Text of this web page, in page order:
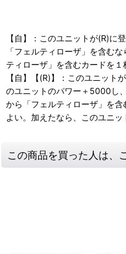
【自】：このユニットが(R)に
「フェルティローザ」を含む
ティローザ」を含むカードを１
【自】【(R)】：このユニット
のユニットのパワー＋5000し
から「フェルティローザ」を
よい。加えたなら、このユニッ
この商品を買った人は、